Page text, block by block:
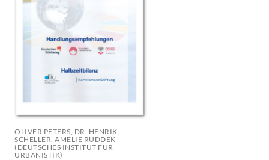
OLIVER PETERS, DR. HENRIK
SCHELLER, AMELIE RUDDEK
(DEUTSCHES INSTITUT FÜR
URBANISTIK)